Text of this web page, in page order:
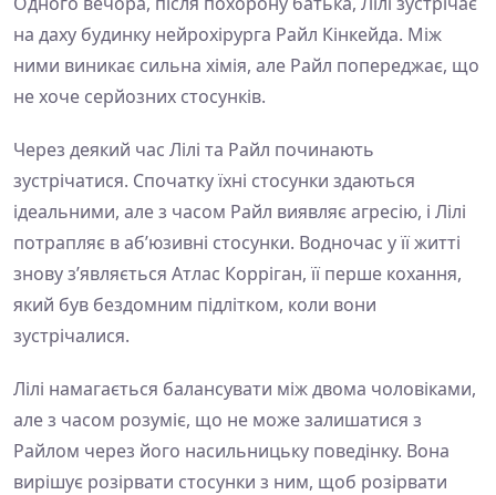
на даху будинку нейрохірурга Райл Кінкейда. Між
ними виникає сильна хімія, але Райл попереджає, що
не хоче серйозних стосунків.
Через деякий час Лілі та Райл починають
зустрічатися. Спочатку їхні стосунки здаються
ідеальними, але з часом Райл виявляє агресію, і Лілі
потрапляє в аб’юзивні стосунки. Водночас у її житті
знову з’являється Атлас Корріган, її перше кохання,
який був бездомним підлітком, коли вони
зустрічалися.
Лілі намагається балансувати між двома чоловіками,
але з часом розуміє, що не може залишатися з
Райлом через його насильницьку поведінку. Вона
вирішує розірвати стосунки з ним, щоб розірвати